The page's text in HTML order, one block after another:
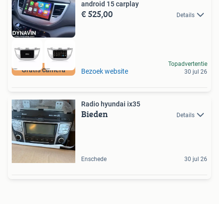
Gratis camera
android 15 carplay
€ 525,00 Details
Bezoek website
Topadvertentie
30 jul 26
Radio hyundai ix35
Bieden Details
Enschede 30 jul 26